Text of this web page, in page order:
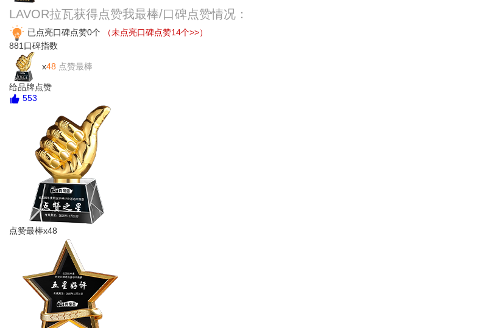
LAVOR拉瓦获得点赞我最棒/口碑点赞情况：
已点亮口碑点赞0个
（未点亮口碑点赞14个>>）
881 口碑指数
x48 点赞最棒
给品牌点赞
553
点赞最棒x48